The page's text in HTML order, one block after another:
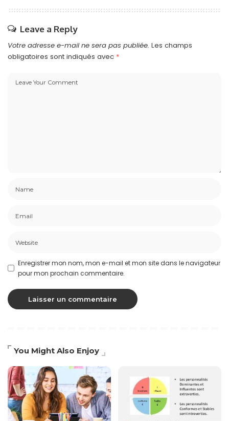
Leave a Reply
Votre adresse e-mail ne sera pas publiée. Les champs
obligatoires sont indiqués avec *
Enregistrer mon nom, mon e-mail et mon site dans le navigateur
pour mon prochain commentaire.
You Might Also Enjoy